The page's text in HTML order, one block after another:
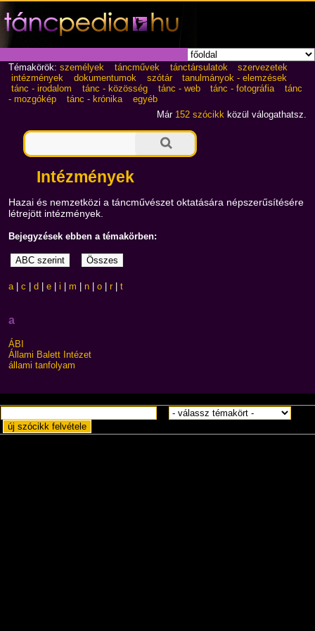
Témakörök: személyek táncművek tánctársulatok
szervezetek
intézmények
dokumentumok szótár
tanulmányok - elemzések
tánc - irodalom
tánc - közösség tánc - web tánc - fotográfia
tánc
- mozgókép
tánc - krónika
egyéb
Már 152 szócikk közül válogathatsz.
Intézmények
Hazai és nemzetközi a táncművészet oktatására népszerűsítésére
létrejött intézmények.
Bejegyzések ebben a témakörben:
a|c |d |e |i m n |o |r |t
a
ÁBI
Állami Balett Intézet
állami tanfolyam